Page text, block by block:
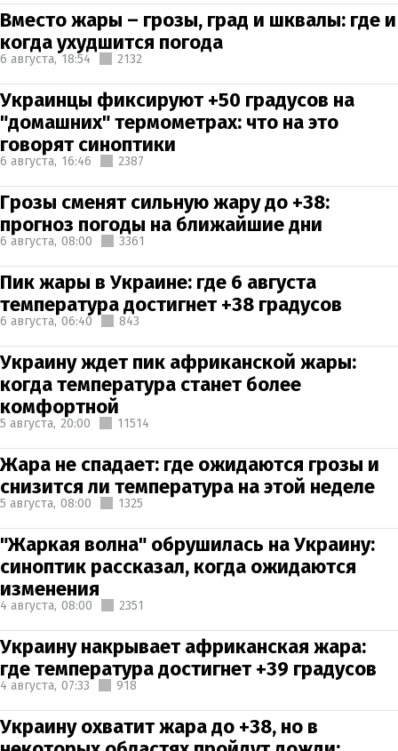
Вместо жары – грозы, град и шквалы: где и
когда ухудшится погода
6 августа, 18:54 2132
Украинцы фиксируют +50 градусов на
"домашних" термометрах: что на это
говорят синоптики
6 августа, 16:46 2387
Грозы сменят сильную жару до +38:
прогноз погоды на ближайшие дни
6 августа, 08:00 3361
Пик жары в Украине: где 6 августа
температура достигнет +38 градусов
6 августа, 06:40 843
Украину ждет пик африканской жары:
когда температура станет более
комфортной
5 августа, 20:00 11514
Жара не спадает: где ожидаются грозы и
снизится ли температура на этой неделе
5 августа, 08:00 1325
"Жаркая волна" обрушилась на Украину:
синоптик рассказал, когда ожидаются
изменения
4 августа, 08:00 2351
Украину накрывает африканская жара:
где температура достигнет +39 градусов
4 августа, 07:33 918
Украину охватит жара до +38, но в